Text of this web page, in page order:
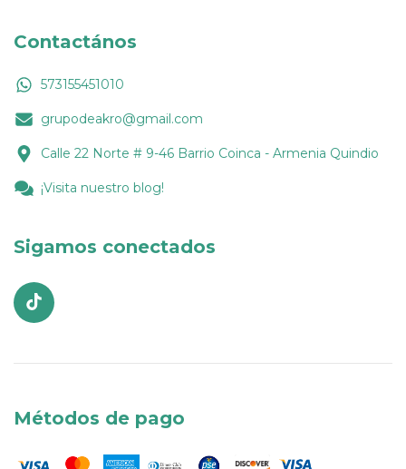
Contactános
573155451010
grupodeakro@gmail.com
Calle 22 Norte # 9-46 Barrio Coinca - Armenia Quindio
¡Visita nuestro blog!
Sigamos conectados
Métodos de pago